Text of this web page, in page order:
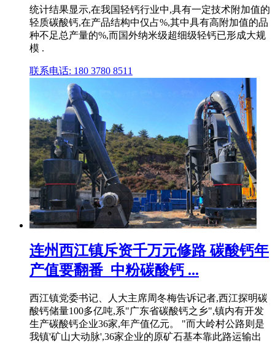
统计结果显示,在我国轻钙行业中,具有一定技术附加值的
轻质碳酸钙,在产品结构中仅占%,其中具有高附加值的品
种不足总产量的%,而国外纳米级超细级轻钙已形成大规
模 .
联系电话: 180 3780 8511
连州西江镇斥资千万元修路 碳酸钙年
产值要翻番_中粉碳酸钙 ...
西江镇党委书记、人大主席周冬梅告诉记者,西江探明碳
酸钙储量100多亿吨,系"广东省碳酸钙之乡",镇内有开发
生产碳酸钙企业36家,年产值亿元。 "而大岭村公路则是
我镇'矿山大动脉',36家企业的原矿石基本靠此路运输出